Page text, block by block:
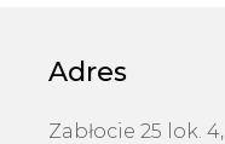
Adres
Zabłocie 25 lok. 4,